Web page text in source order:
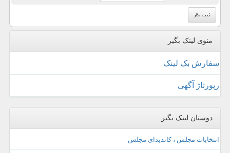
منوی لینک بگیر
سفارش بک لینک
رپورتاژ آگهی
دوستان لینک بگیر
انتخابات مجلس ، کاندیدای مجلس